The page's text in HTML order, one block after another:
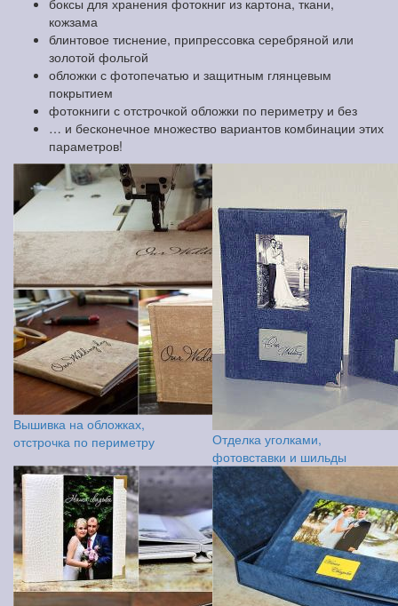
боксы для хранения фотокниг из картона, ткани,
кожзама
блинтовое тиснение, припрессовка серебряной или
золотой фольгой
обложки с фотопечатью и защитным глянцевым
покрытием
фотокниги с отстрочкой обложки по периметру и без
… и бесконечное множество вариантов комбинации этих
параметров!
Вышивка на обложках,
отстрочка по периметру
Отделка уголками,
фотовставки и шильды